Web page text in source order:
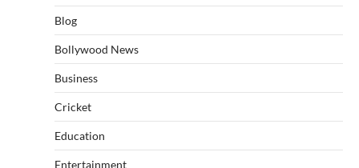
Blog
Bollywood News
Business
Cricket
Education
Entertainment